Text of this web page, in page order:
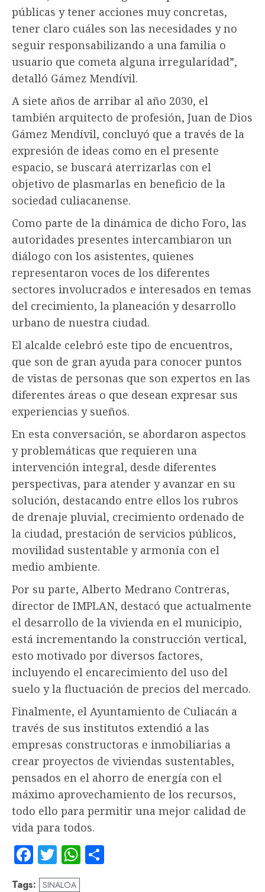
públicas y tener acciones muy concretas,
tener claro cuáles son las necesidades y no
seguir responsabilizando a una familia o
usuario que cometa alguna irregularidad”,
detalló Gámez Mendívil.
A siete años de arribar al año 2030, el
también arquitecto de profesión, Juan de Dios
Gámez Mendívil, concluyó que a través de la
expresión de ideas como en el presente
espacio, se buscará aterrizarlas con el
objetivo de plasmarlas en beneficio de la
sociedad culiacanense.
Como parte de la dinámica de dicho Foro, las
autoridades presentes intercambiaron un
diálogo con los asistentes, quienes
representaron voces de los diferentes
sectores involucrados e interesados en temas
del crecimiento, la planeación y desarrollo
urbano de nuestra ciudad.
El alcalde celebró este tipo de encuentros,
que son de gran ayuda para conocer puntos
de vistas de personas que son expertos en las
diferentes áreas o que desean expresar sus
experiencias y sueños.
En esta conversación, se abordaron aspectos
y problemáticas que requieren una
intervención integral, desde diferentes
perspectivas, para atender y avanzar en su
solución, destacando entre ellos los rubros
de drenaje pluvial, crecimiento ordenado de
la ciudad, prestación de servicios públicos,
movilidad sustentable y armonía con el
medio ambiente.
Por su parte, Alberto Medrano Contreras,
director de IMPLAN, destacó que actualmente
el desarrollo de la vivienda en el municipio,
está incrementando la construcción vertical,
esto motivado por diversos factores,
incluyendo el encarecimiento del uso del
suelo y la fluctuación de precios del mercado.
Finalmente, el Ayuntamiento de Culiacán a
través de sus institutos extendió a las
empresas constructoras e inmobiliarias a
crear proyectos de viviendas sustentables,
pensados en el ahorro de energía con el
máximo aprovechamiento de los recursos,
todo ello para permitir una mejor calidad de
vida para todos.
Facebook
TwitterWhatsApp
Tags: SINALOA